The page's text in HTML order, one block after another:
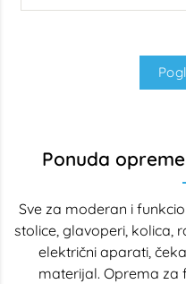
Ponuda
Sve za moderan i
stolice, glavoperi, kolica,
električni aparati,
materijal. Oprema za